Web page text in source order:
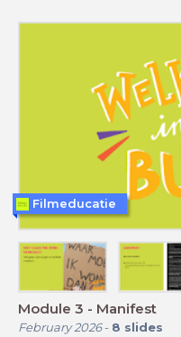
Module 3 - Manifest
February 2026- 8 slides
Filmeducatie